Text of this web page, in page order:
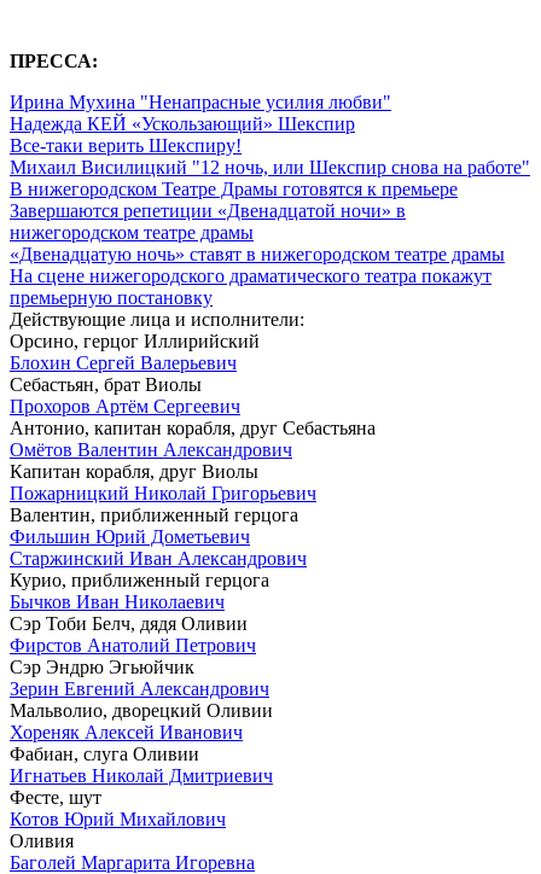
ПРЕССА:
Ирина Мухина "Ненапрасные усилия любви"
Надежда КЕЙ «Ускользающий» Шекспир
Все-таки верить Шекспиру!
Михаил Висилицкий "12 ночь, или Шекспир снова на работе"
В нижегородском Театре Драмы готовятся к премьере
Завершаются репетиции «Двенадцатой ночи» в
нижегородском театре драмы
«Двенадцатую ночь» ставят в нижегородском театре драмы
На сцене нижегородского драматического театра покажут
премьерную постановку
Действующие лица и исполнители:
Орсино, герцог Иллирийский
Блохин Сергей Валерьевич
Себастьян, брат Виолы
Прохоров Артём Сергеевич
Антонио, капитан корабля, друг Себастьяна
Омётов Валентин Александрович
Капитан корабля, друг Виолы
Пожарницкий Николай Григорьевич
Валентин, приближенный герцога
Фильшин Юрий Дометьевич
Старжинский Иван Александрович
Курио, приближенный герцога
Бычков Иван Николаевич
Сэр Тоби Белч, дядя Оливии
Фирстов Анатолий Петрович
Сэр Эндрю Эгьюйчик
Зерин Евгений Александрович
Мальволио, дворецкий Оливии
Хореняк Алексей Иванович
Фабиан, слуга Оливии
Игнатьев Николай Дмитриевич
Фесте, шут
Котов Юрий Михайлович
Оливия
Баголей Маргарита Игоревна